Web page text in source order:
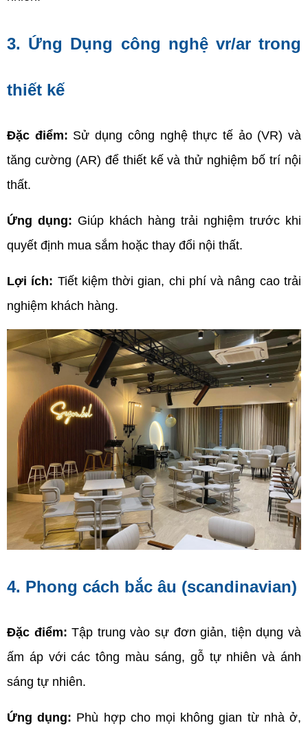
3. Ứng Dụng công nghệ vr/ar trong
thiết kế
Đặc điểm: Sử dụng công nghệ thực tế ảo (VR) và
tăng cường (AR) để thiết kế và thử nghiệm bố trí nội
thất.
Ứng dụng: Giúp khách hàng trải nghiệm trước khi
quyết định mua sắm hoặc thay đổi nội thất.
Lợi ích: Tiết kiệm thời gian, chi phí và nâng cao trải
nghiệm khách hàng.
4. Phong cách bắc âu (scandinavian)
Đặc điểm: Tập trung vào sự đơn giản, tiện dụng và
ấm áp với các tông màu sáng, gỗ tự nhiên và ánh
sáng tự nhiên.
Ứng dụng: Phù hợp cho mọi không gian từ nhà ở,